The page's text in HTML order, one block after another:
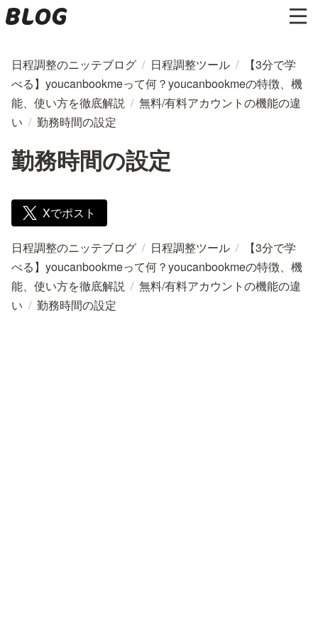
日程調整のニッテブログ / 日程調整ツール /
【3分で学
べる】youcanbookmeって何？youcanbookmeの特徴、機
能、使い方を徹底解説 / 無料/有料アカウントの機能の違
い / 勤務時間の設定
勤務時間の設定
Xでポスト
日程調整のニッテブログ / 日程調整ツール /
【3分で学
べる】youcanbookmeって何？youcanbookmeの特徴、機
能、使い方を徹底解説 / 無料/有料アカウントの機能の違
い / 勤務時間の設定